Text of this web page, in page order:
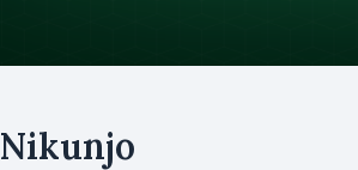
Nikunjo